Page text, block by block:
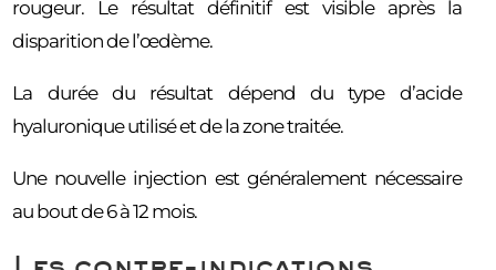
rougeur. Le résultat définitif est visible après la
disparition de l’œdème.
La durée du résultat dépend du type d’acide
hyaluronique utilisé et de la zone traitée.
Une nouvelle injection est généralement nécessaire
au bout de 6 à 12 mois.